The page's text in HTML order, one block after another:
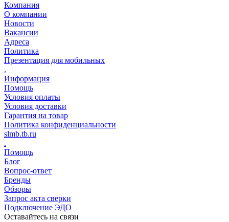
Компания
О компании
Новости
Вакансии
Адреса
Политика
Презентация для мобильных
.
Информация
Помощь
Условия оплаты
Условия доставки
Гарантия на товар
Политика конфиденциальности
slmb.tb.ru
.
Помощь
Блог
Вопрос-ответ
Бренды
Обзоры
Запрос акта сверки
Подключение ЭДО
Оставайтесь на связи